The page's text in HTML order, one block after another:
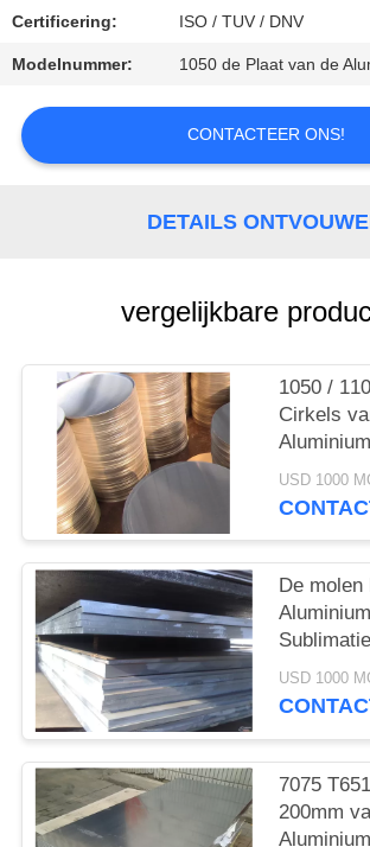
VERZOEK
OM
EEN
CITAAT
Certificering: ISO / TUV / DNV
Modelnummer: 1050 de Plaat van de
CONTACTEER ONS!
DETAILS
vergelijkbare
1050 /
Cirkels
USD 1000
De
Breedte
USD 1000
7075
200mm